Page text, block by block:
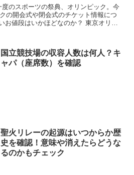
のスポーツの祭典、オリンピック。今
の開会式や閉会式のチケット情報につ
お値段はいかほどなのか？ 東京オリン
国立競技場の収容人数は何人？キ
ャパ（座席数）を確認
聖火リレーの起源はいつからか歴
史を確認！意味や消えたらどうな
るのかもチェック